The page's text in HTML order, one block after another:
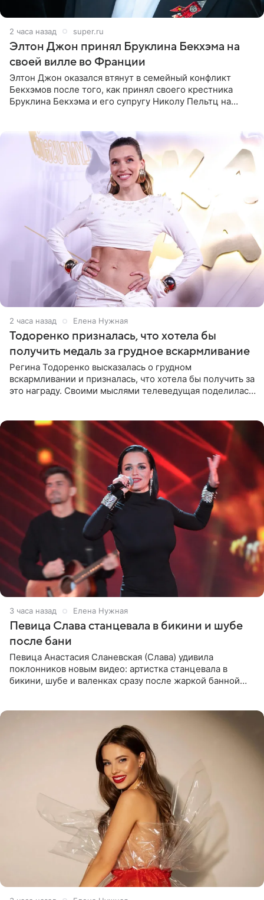
2 часа назад super.ru
Элтон Джон принял Бруклина Бекхэма на
своей вилле во Франции
Элтон Джон оказался втянут в семейный конфликт
Бекхэмов после того, как принял своего крестника
Бруклина Бекхэма и его супругу Николу Пельтц на
2 часа назад Елена Нужная
Тодоренко призналась, что хотела бы
получить медаль за грудное вскармливание
Регина Тодоренко высказалась о грудном
вскармливании и призналась, что хотела бы получить за
это награду. Своими мыслями телеведущая поделилась
3 часа назад Елена Нужная
Певица Слава станцевала в бикини и шубе
после бани
Певица Анастасия Сланевская (Слава) удивила
поклонников новым видео: артистка станцевала в
бикини, шубе и валенках сразу после жаркой банной